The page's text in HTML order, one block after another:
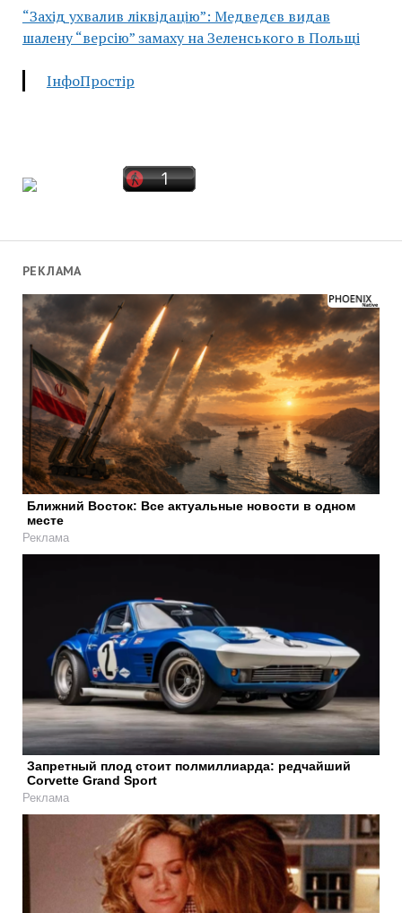
“Захід ухвалив ліквідацію”: Медведєв видав
шалену “версію” замаху на Зеленського в Польщі
ІнфоПростір
РЕКЛАМА
Ближний Восток: Все актуальные новости в одном
месте
Реклама
Запретный плод стоит полмиллиарда: редчайший
Corvette Grand Sport
Реклама